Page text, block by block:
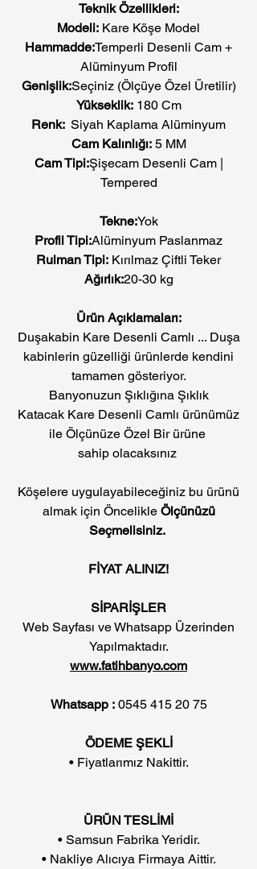
Teknik Özellikleri:
Modeli: Kare Köşe Model
Hammadde:Temperli Desenli Cam +
Alüminyum Profil
Genişlik:Seçiniz (Ölçüye Özel Üretilir)
Yükseklik:180 Cm
Renk: Siyah Kaplama Alüminyum
Cam Kalınlığı:5 MM
Cam Tipi:Şişecam Desenli Cam |
Tempered
Tekne:Yok
Profil Tipi:Alüminyum Paslanmaz
Rulman Tipi: Kırılmaz Çiftli Teker
Ağırlık:20-30 kg
Ürün Açıklamaları:
Duşakabin Kare Desenli Camlı ... Duşa
kabinlerin güzelliği ürünlerde kendini
tamamen gösteriyor.
Banyonuzun Şıklığına Şıklık
Katacak Kare Desenli Camlı ürünümüz
ile Ölçünüze Özel Bir ürüne
sahip olacaksınız
Köşelere uygulayabileceğiniz bu ürünü
almak için Öncelikle Ölçünüzü
Seçmelisiniz.
FİYAT ALINIZ!
SİPARİŞLER
Web Sayfası ve Whatsapp Üzerinden
Yapılmaktadır.
www.fatihbanyo.com
Whatsapp : 0545 415 20 75
ÖDEME ŞEKLİ
• Fiyatlarımız Nakittir.
ÜRÜN TESLİMİ
• Samsun Fabrika Yeridir.
• Nakliye Alıcıya Firmaya Aittir.